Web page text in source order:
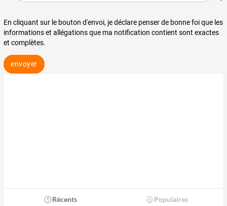
En cliquant sur le bouton d'envoi, je déclare penser de bonne foi que les
informations et allégations que ma notification contient sont exactes
et complètes.
envoyer
Récents Populaires